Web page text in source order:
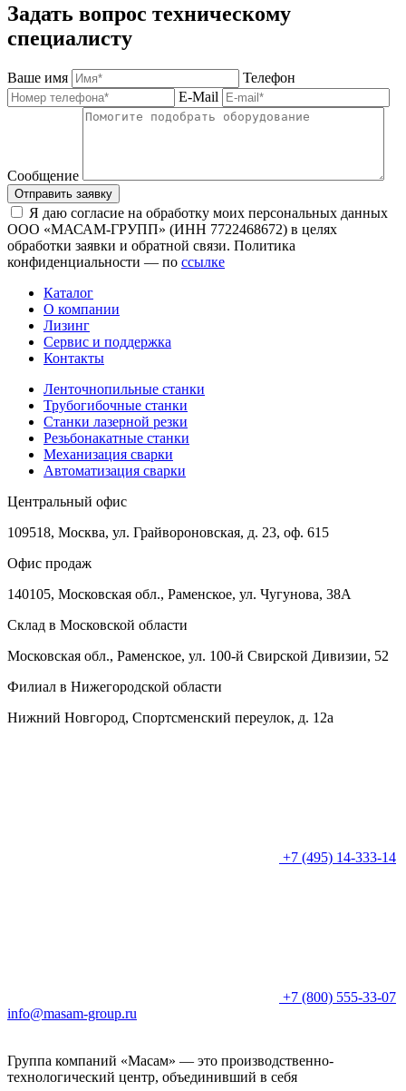
Задать вопрос техническому
специалисту
Ваше имя
Телефон
E-Mail
Сообщение
Отправить заявку
Я даю согласие на обработку моих персональных данных
ООО «МАСАМ-ГРУПП» (ИНН 7722468672) в целях
обработки заявки и обратной связи. Политика
конфиденциальности — по ссылке
Каталог
О компании
Лизинг
Сервис и поддержка
Контакты
Ленточнопильные станки
Трубогибочные станки
Станки лазерной резки
Резьбонакатные станки
Механизация сварки
Автоматизация сварки
Центральный офис
109518, Москва, ул. Грайвороновская, д. 23, оф. 615
Офис продаж
140105, Московская обл., Раменское, ул. Чугунова, 38А
Склад в Московской области
Московская обл., Раменское, ул. 100-й Свирской Дивизии, 52
Филиал в Нижегородской области
Нижний Новгород, Спортсменский переулок, д. 12а
+7 (495) 14-333-14
+7 (800) 555-33-07
info@masam-group.ru
Группа компаний «Масам» — это производственно-
технологический центр, объединивший в себя